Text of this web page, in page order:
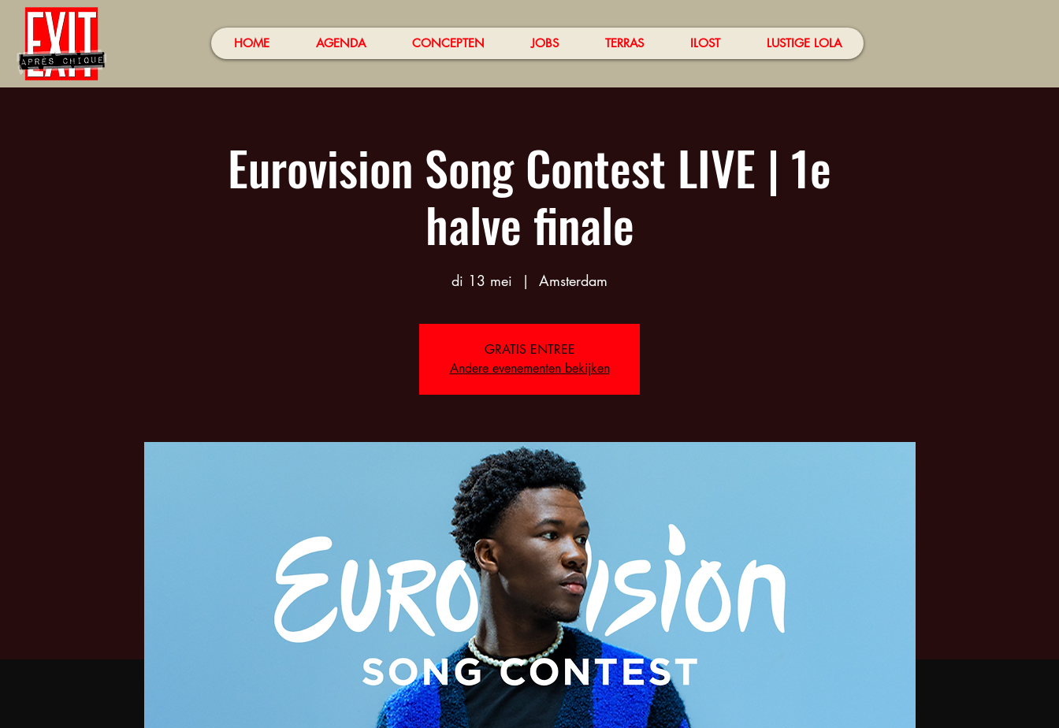
HOME AGENDA CONCEPTEN JOBS TERRAS ILOST LUSTIGE LOLA
Eurovision Song Contest LIVE | 1e
halve finale
di 13 mei
  |
Amsterdam
GRATIS ENTREE
Andere evenementen bekijken